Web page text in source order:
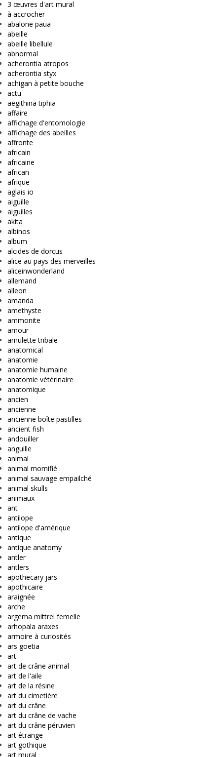
3 œuvres d'art mural
à accrocher
abalone paua
abeille
abeille libellule
abnormal
acherontia atropos
acherontia styx
achigan à petite bouche
actu
aegithina tiphia
affaire
affichage d'entomologie
affichage des abeilles
affronte
africain
africaine
african
afrique
aglais io
aiguille
aiguilles
akita
albinos
album
alcides de dorcus
alice au pays des merveilles
aliceinwonderland
allemand
alleon
amanda
amethyste
ammonite
amour
amulette tribale
anatomical
anatomie
anatomie humaine
anatomie vétérinaire
anatomique
ancien
ancienne
ancienne boîte pastilles
ancient fish
andouiller
anguille
animal
animal momifié
animal sauvage empailché
animal skulls
animaux
ant
antilope
antilope d'amérique
antique
antique anatomy
antler
antlers
apothecary jars
apothicaire
araignée
arche
argema mittrei femelle
arhopala araxes
armoire à curiosités
ars goetia
art
art de crâne animal
art de l'aile
art de la résine
art du cimetière
art du crâne
art du crâne de vache
art du crâne péruvien
art étrange
art gothique
art mural